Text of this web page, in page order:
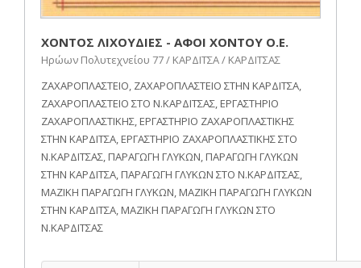
ΧΟΝΤΟΣ ΛΙΧΟΥΔΙΕΣ - ΑΦΟΙ ΧΟΝΤΟΥ Ο.Ε.
Ηρώων Πολυτεχνείου 77 / ΚΑΡΔΙΤΣΑ / ΚΑΡΔΙΤΣΑΣ
ΖΑΧΑΡΟΠΛΑΣΤΕΙΟ, ΖΑΧΑΡΟΠΛΑΣΤΕΙΟ ΣΤΗΝ ΚΑΡΔΙΤΣΑ,
ΖΑΧΑΡΟΠΛΑΣΤΕΙΟ ΣΤΟ Ν.ΚΑΡΔΙΤΣΑΣ, ΕΡΓΑΣΤΗΡΙΟ
ΖΑΧΑΡΟΠΛΑΣΤΙΚΗΣ, ΕΡΓΑΣΤΗΡΙΟ ΖΑΧΑΡΟΠΛΑΣΤΙΚΗΣ
ΣΤΗΝ ΚΑΡΔΙΤΣΑ, ΕΡΓΑΣΤΗΡΙΟ ΖΑΧΑΡΟΠΛΑΣΤΙΚΗΣ ΣΤΟ
Ν.ΚΑΡΔΙΤΣΑΣ, ΠΑΡΑΓΩΓΗ ΓΛΥΚΩΝ, ΠΑΡΑΓΩΓΗ ΓΛΥΚΩΝ
ΣΤΗΝ ΚΑΡΔΙΤΣΑ, ΠΑΡΑΓΩΓΗ ΓΛΥΚΩΝ ΣΤΟ Ν.ΚΑΡΔΙΤΣΑΣ,
ΜΑΖΙΚΗ ΠΑΡΑΓΩΓΗ ΓΛΥΚΩΝ, ΜΑΖΙΚΗ ΠΑΡΑΓΩΓΗ ΓΛΥΚΩΝ
ΣΤΗΝ ΚΑΡΔΙΤΣΑ, ΜΑΖΙΚΗ ΠΑΡΑΓΩΓΗ ΓΛΥΚΩΝ ΣΤΟ
Ν.ΚΑΡΔΙΤΣΑΣ